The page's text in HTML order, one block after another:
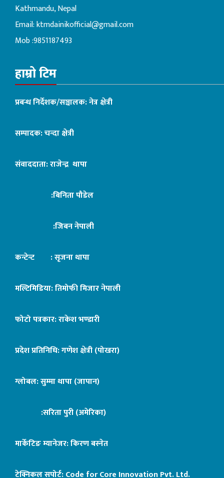
Kathmandu, Nepal
Email:ktmdainikofficial@gmail.com
Mob :9851187493
हाम्रो टिम
प्रबन्ध निर्देशक/सञ्चालक: नेत्र क्षेत्री
सम्पादक: चन्दा क्षेत्री
संवाददाता: राजेन्द्र थापा
:बिनिता पौडेल
:जिबन नेपाली
कन्टेन्ट : सृजना थापा
मल्टिमिडिया: तिमोफी मिजार नेपाली
फोटो पत्रकार: राकेश भण्डारी
प्रदेश प्रतिनिधि: गणेश क्षेत्री (पोखरा)
ग्लोबल: सुम्मा थापा (जापान)
:सरिता पुरी (अमेरिका)
मार्केटिङ म्यानेजर: किरण बस्नेत
टेक्निकल सपोर्ट:Code for Core Innovation Pvt. Ltd.